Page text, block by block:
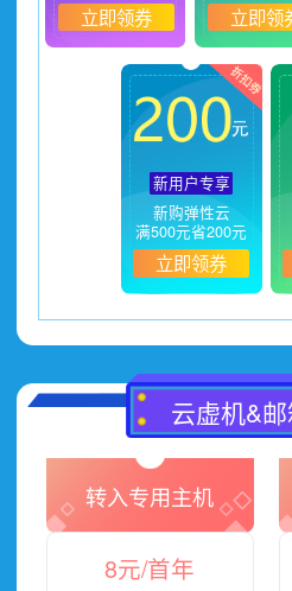
立即领券 立即领
新用户专享
新购弹性云
满500元省200元
立即领券
云虚机&
转入专用主机
8元/首年